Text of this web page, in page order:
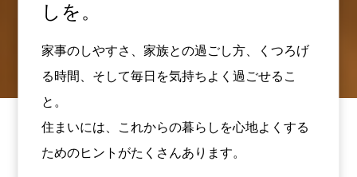
しを。
家事のしやすさ、家族との過ごし方、くつろげ
る時間、そして毎日を気持ちよく過ごせるこ
と。
住まいには、これからの暮らしを心地よくする
ためのヒントがたくさんあります。